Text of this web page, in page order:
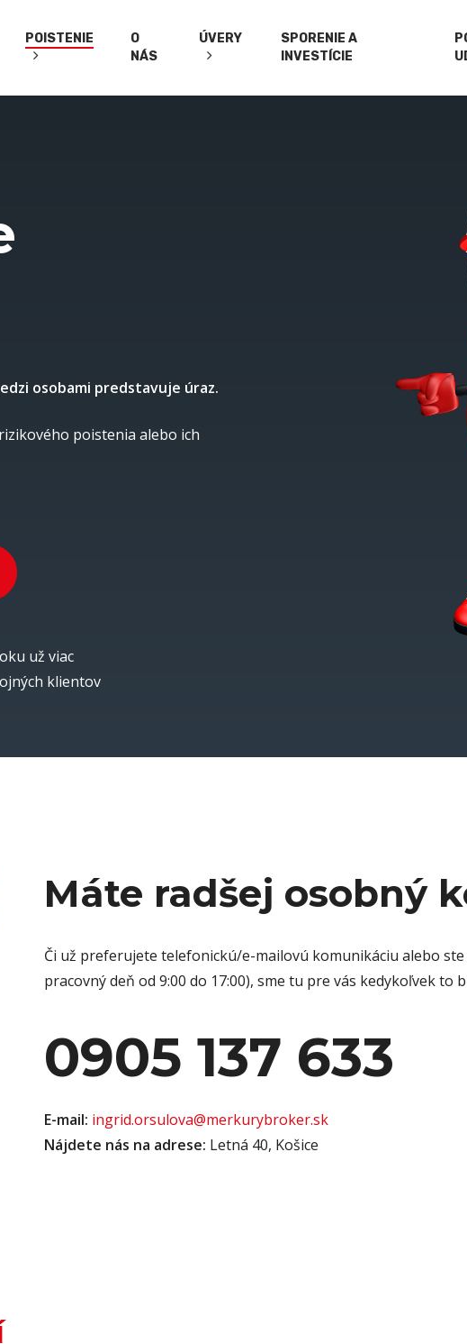
POISTENIE
O
NÁS
ÚVERY
SPORENIE A
INVESTÍCIE
osobami predstavuje úraz.
poistenia alebo ich
už viac
klientov
Máte radšej osobný
Či už preferujete telefonickú/e-mailovú komunikáciu alebo
pracovný deň od 9:00 do 17:00), sme tu pre vás kedykoľvek to
0905 137 633
E-mail: ingrid.orsulova@merkurybroker.sk
Nájdete nás na adrese: Letná 40, Košice